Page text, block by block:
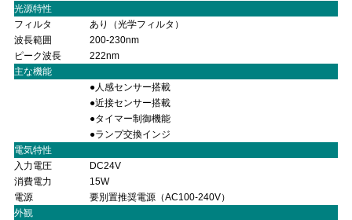
光源特性
フィルタ
あり（光学フィルタ）
波長範囲
200-230nm
ピーク波長
222nm
主な機能
●人感センサー搭載
●近接センサー搭載
●タイマー制御機能
●ランプ交換インジ
電気特性
入力電圧
DC24V
消費電力
15W
電源
要別置推奨電源（AC100-240V）
外観